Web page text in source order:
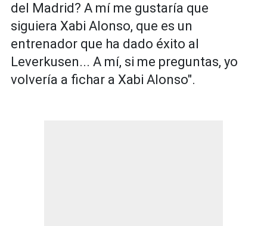
del Madrid? A mí me gustaría que
siguiera Xabi Alonso, que es un
entrenador que ha dado éxito al
Leverkusen... A mí, si me preguntas, yo
volvería a fichar a Xabi Alonso".